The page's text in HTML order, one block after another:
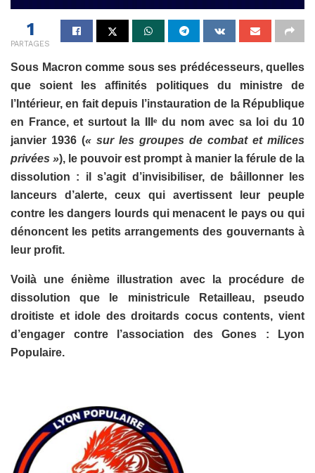
1
PARTAGES
Sous Macron comme sous ses prédécesseurs, quelles
que soient les affinités politiques du ministre de
l’Intérieur, en fait depuis l’instauration de la République
en France, et surtout la III
edu nom avec sa loi du 10
janvier 1936 (« sur les groupes de combat et milices
privées »), le pouvoir est prompt à manier la férule de la
dissolution : il s’agit d’invisibiliser, de bâillonner les
lanceurs d’alerte, ceux qui avertissent leur peuple
contre les dangers lourds qui menacent le pays ou qui
dénoncent les petits arrangements des gouvernants à
leur profit.
Voilà une énième illustration avec la procédure de
dissolution que le ministricule Retailleau, pseudo
droitiste et idole des droitards cocus contents, vient
d’engager contre l’association des Gones : Lyon
Populaire.